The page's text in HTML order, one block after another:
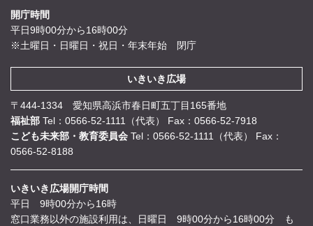
開庁時間
平日9時00分から16時00分
※土曜日・日曜日・祝日・年末年始 閉庁
いきいき広場
〒444-1334 愛知県高浜市春日町五丁目165番地
福祉部 Tel：0566-52-1111（代表）
Fax：0566-52-7918
こども未来部・教育委員会 Tel：0566-52-1111（代表）
Fax：
0566-52-8188
いきいき広場開庁時間
平日 9時00分から16時
窓口業務以外の施設利用は、日曜日 9時00分から16時00分 も